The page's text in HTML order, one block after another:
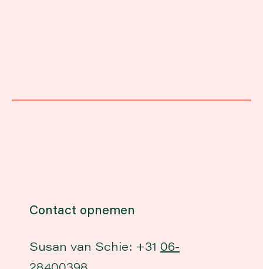
Contact opnemen
Susan van Schie: +31 06-